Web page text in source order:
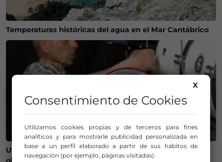
Temperaturas históricas del agua en el Mar Cantábrico
Un bilbaíno invierte 100.000 euros en crear un
X
Consentimiento de Cookies
Utilizamos cookies propias y de terceros para fines
analíticos y para mostrarle publicidad personalizada en
base a un perfil elaborado a partir de sus hábitos de
navegación (por ejemplo, páginas visitadas).